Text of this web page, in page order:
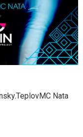
Nata